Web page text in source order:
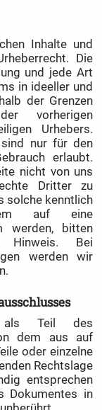
Inhalte und
Die
und jede Art
in ideeller und
der Grenzen
vorherigen
Urhebers.
nur für den
erlaubt.
nicht von uns
Dritter zu
solche kenntlich
auf eine
werden, bitten
Hinweis. Bei
werden wir
als Teil des
dem aus auf
oder einzelne
Rechtslage
entsprechen
Dokumentes in